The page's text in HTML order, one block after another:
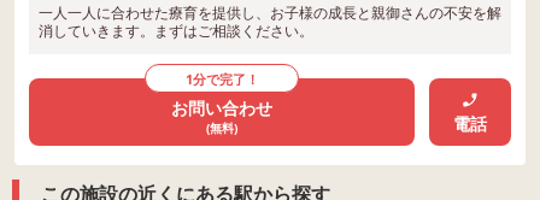
一人一人に合わせた療育を提供し、お子様の成長と親御さんの不安を解
消していきます。まずはご相談ください。
1分で完了！
お問い合わせ
(無料) 電話
この施設の近くにある駅から探す